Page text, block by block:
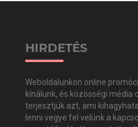
HIRDETÉS
Weboldalunkon online
kínálunk, és közösségi média
terjesztjük azt, ami
lenni vegye fel velünk a